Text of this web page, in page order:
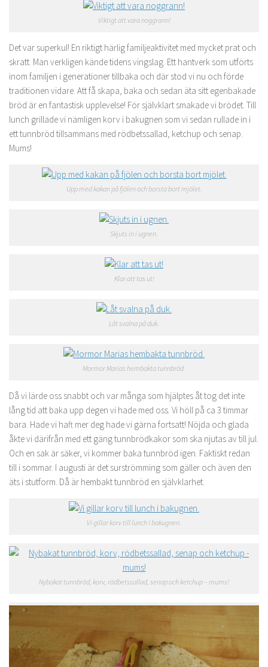
Viktigt att vara noggrann!
Det var superkul! En riktigt härlig familjeaktivitet med mycket prat och
skratt. Man verkligen kände tidens vingslag. Ett hantverk som utförts
inom familjen i generationer tillbaka och där stod vi nu och förde
traditionen vidare. Att få skapa, baka och sedan äta sitt egenbakade
bröd är en fantastisk upplevelse! För självklart smakade vi brödet. Till
lunch grillade vi nämligen korv i bakugnen som vi sedan rullade in i
ett tunnbröd tillsammans med rödbetssallad, ketchup och senap.
Mums!
Upp med kakan på fjölen och borsta bort mjölet.
Skjuts in i ugnen.
Klar att tas ut!
Låt svalna på duk.
Mormor Marias hembakta tunnbröd.
Då vi lärde oss snabbt och var många som hjälptes åt tog det inte
lång tid att baka upp degen vi hade med oss. Vi höll på ca 3 timmar
bara. Hade vi haft mer deg hade vi gärna fortsatt! Nöjda och glada
åkte vi därifrån med ett gäng tunnbrödkakor som ska njutas av till jul.
Och en sak är säker, vi kommer baka tunnbröd igen. Faktiskt redan
till i sommar. I augusti är det surströmming som gäller och även den
äts i stutform. Då är hembakt tunnbröd en självklarhet.
Vi gillar korv till lunch i bakugnen.
Nybakat tunnbröd, korv, rödbetssallad, senap och ketchup – mums!